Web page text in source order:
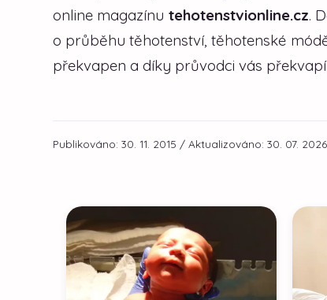
online magazínu tehotenstvionline.cz.
o průběhu těhotenství, těhotenské
překvapen a díky průvodci vás
Publikováno: 30. 11. 2015 / Aktualizováno: 30. 07. 2026